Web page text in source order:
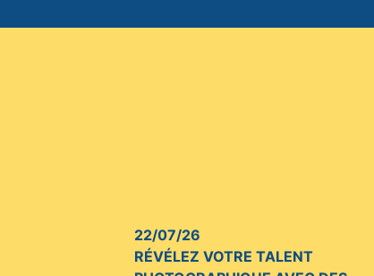
22/07/26
RÉVÉLEZ VOTRE TALENT